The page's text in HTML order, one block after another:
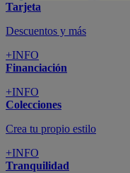
Tarjeta
Descuentos y más
+INFO
Financiación
+INFO
Colecciones
Crea tu propio estilo
+INFO
Tranquilidad